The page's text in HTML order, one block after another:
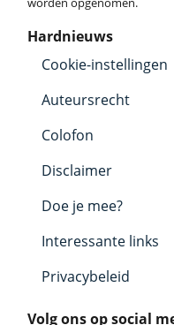
Hardnieuws
Cookie-instellingen
Auteursrecht
Colofon
Disclaimer
Doe je mee?
Interessante links
Privacybeleid
Volg ons op social